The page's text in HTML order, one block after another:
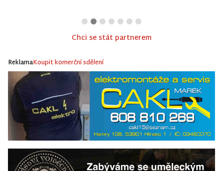
Chci se stát partnerem
ReklamaKoupit komerční sdělení